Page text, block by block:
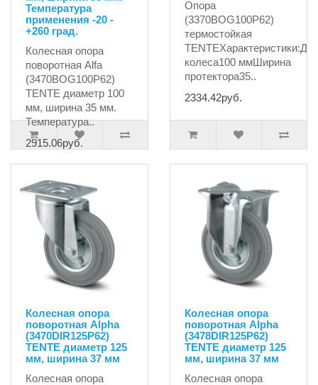
Температура
применения -20 -
+260 град.
Колесная опора
поворотная Alfa
(3470BOG100P62)
TENTE диаметр 100
мм, ширина 35 мм.
Температура..
2915.06руб.
Опора
(3370BOG100P62)
термостойкая
колеса100 ммШирина
протектора35..
2334.42руб.
Колесная опора
поворотная Alpha
(3470DIR125P62)
TENTE диаметр 125
мм, ширина 37 мм
Колесная опора
Колесная опора
поворотная Alpha
(3478DIR125P62)
TENTE диаметр 125
мм, ширина 37 мм
Колесная опора